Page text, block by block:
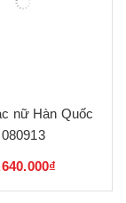
nữ Hàn Quốc
080913